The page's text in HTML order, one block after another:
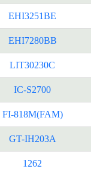
EHI3251BE
EHI7280BB
LIT30230C
IC-S2700
FI-818M(FAM)
GT-IH203A
1262